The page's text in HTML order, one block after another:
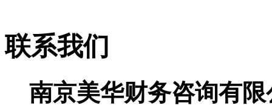
联系我们
南京美华财务咨询有限